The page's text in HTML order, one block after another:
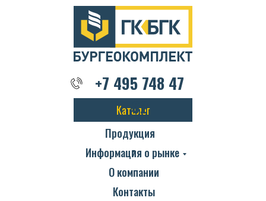
Каталог
Продукция
О компании
Контакты
+7 495 748 47
02
Информация о рынке
+7 495 748 47 02